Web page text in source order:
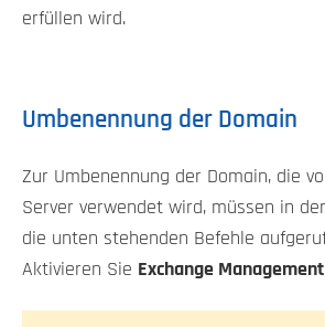
erfüllen wird.
Umbenennung der Domain
Zur Umbenennung der Domain, die
Server verwendet wird, müssen in
die unten stehenden Befehle
Aktivieren Sie Exchange Management